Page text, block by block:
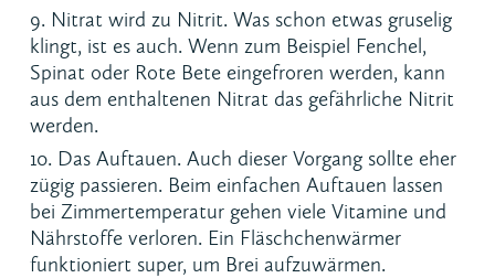
Nitrat wird zu Nitrit. Was schon etwas gruselig
klingt, ist es auch. Wenn zum Beispiel Fenchel,
Spinat oder Rote Bete eingefroren werden, kann
aus dem enthaltenen Nitrat das gefährliche Nitrit
werden.
Das Auftauen. Auch dieser Vorgang sollte eher
zügig passieren. Beim einfachen Auftauen lassen
bei Zimmertemperatur gehen viele Vitamine und
Nährstoffe verloren. Ein Fläschchenwärmer
funktioniert super, um Brei aufzuwärmen.